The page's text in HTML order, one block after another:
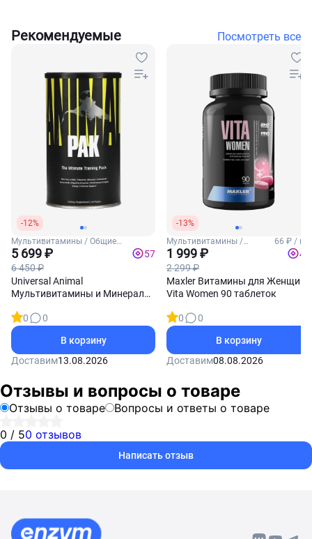
Рекомендуемые Посмотреть все
-12%
Мультивитамины / Общие
витамины
5 699 ₽
6 450 ₽
57
Universal Animal
Мультивитамины и Минералы
0
0
В корзину
Доставим13.08.2026
-13%
Мультивитамины /
Женские витамины
66 ₽ / шт
1 999 ₽
2 299 ₽
40
Maxler Витамины для Женщин
Vita Women 90 таблеток
0
0
В корзину
Доставим08.08.2026
Отзывы и вопросы о товаре
Отзывы о товаре
Вопросы и ответы о товаре
0 / 50 отзывов
Написать отзыв